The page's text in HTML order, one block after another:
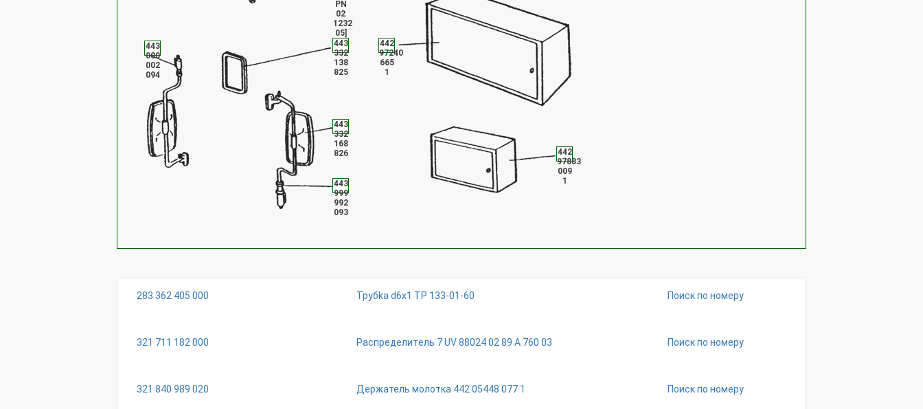
PN
02
1232
05]
442
97240
665
1
443
999
992
093
443
000
002
094
443
332
168
826
443
332
138
825
442
97883
009
1
283 362 405 000 Tpyбka d6x1 TP 133-01-60 Поиск по номеру
321 711 182 000 Pacпpeдeлитeль 7 UV 88024 02 89 A 760 03 Поиск по номеру
321 840 989 020 Держатель молотка 442 05448 077 1 Поиск по номеру